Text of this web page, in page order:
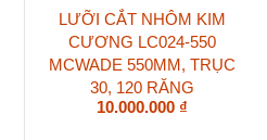
LƯỠI CẮT NHÔM KIM
CƯƠNG LC024-550
MCWADE 550MM, TRỤC
30, 120 RĂNG
10.000.000 ₫